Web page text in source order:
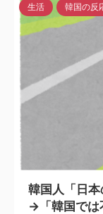
生活 韓国の反
韓国人「日
→「韓国で